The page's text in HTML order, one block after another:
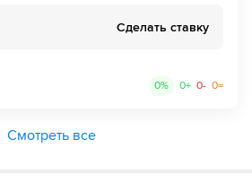
Сделать ставку
0% 0+ 0- 0=
Смотреть все